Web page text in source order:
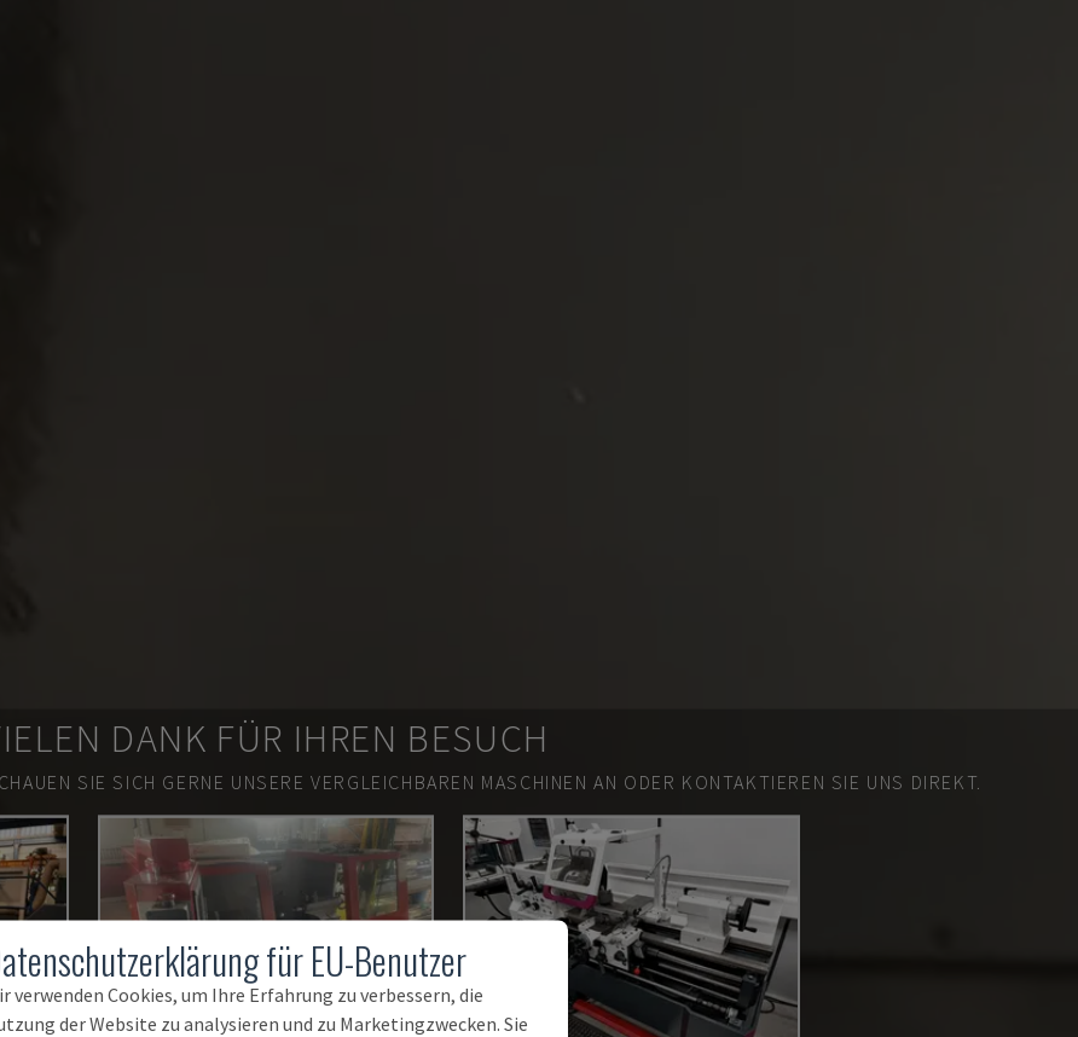
DANK FÜR IHREN BESUCH
SIE SICH GERNE UNSERE VERGLEICHBAREN MASCHINEN AN ODER KONTAKTIEREN SIE UNS DIREKT.
für EU-Benutzer
verwenden Cookies, um Ihre Erfahrung zu verbessern, die
der Website zu analysieren und zu Marketingzwecken. Sie